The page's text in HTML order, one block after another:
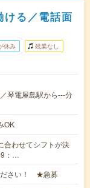
ける／電話面
休み 残業なし
琴電屋島駅から---分
OK
わせてシフトが決
：…
ださい！ ★急募